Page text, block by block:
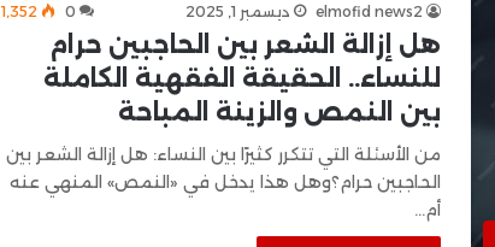
elmofid news2 ديسمبر 1, 2025 0 1٬352
هل إزالة الشعر بين الحاجبين حرام
للنساء.. الحقيقة الفقهية الكاملة
بين النمص والزينة المباحة
من الأسئلة التي تتكرر كثيرًا بين النساء: هل إزالة الشعر بين
الحاجبين حرام؟وهل هذا يدخل في «النمص» المنهي عنه
أم…